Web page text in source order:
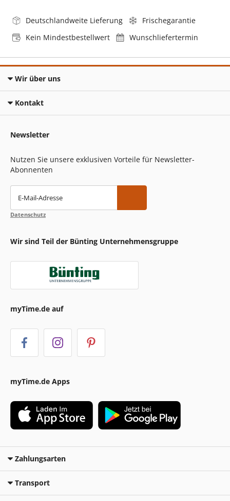
Deutschlandweite Lieferung
Frischegarantie
Kein Mindestbestellwert
Wunschliefertermin
Wir über uns
Kontakt
Newsletter
Nutzen Sie unsere exklusiven Vorteile für Newsletter-
Abonnenten
E-Mail-Adresse
Datenschutz
Wir sind Teil der Bünting Unternehmensgruppe
myTime.de auf
myTime.de Apps
Zahlungsarten
Transport